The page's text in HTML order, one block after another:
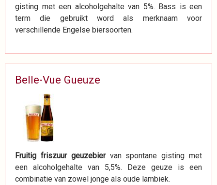
gisting met een alcoholgehalte van 5%. Bass is een
term die gebruikt word als merknaam voor
verschillende Engelse biersoorten.
Belle-Vue Gueuze
Fruitig friszuur geuzebiervan spontane gisting met
een alcoholgehalte van 5,5%. Deze geuze is een
combinatie van zowel jonge als oude lambiek.